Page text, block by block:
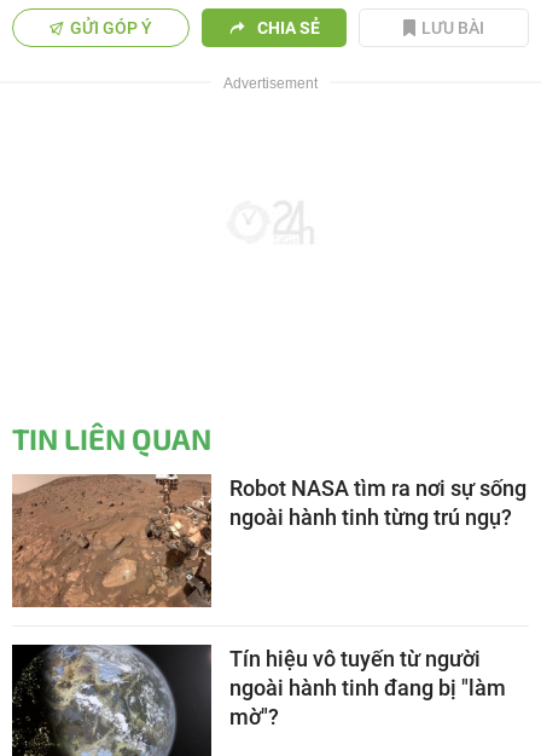
GỬI GÓP Ý CHIA SẺ LƯU BÀI
TIN LIÊN QUAN
Robot NASA tìm ra nơi sự sống
ngoài hành tinh từng trú ngụ?
Tín hiệu vô tuyến từ người
ngoài hành tinh đang bị "làm
mờ"?